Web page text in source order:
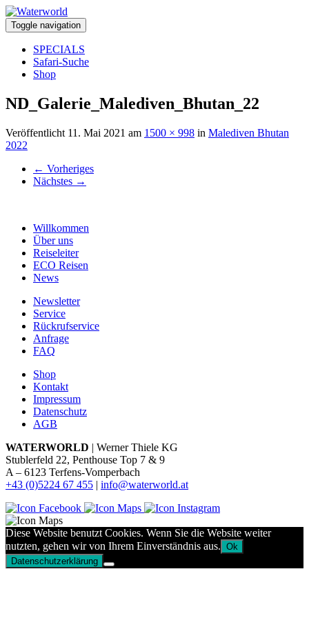
Toggle navigation
SPECIALS
Safari-Suche
Shop
ND_Galerie_Malediven_Bhutan_22
Veröffentlicht 11. Mai 2021 am 1500 × 998 in Malediven Bhutan
2022
← Vorheriges
Nächstes →
Willkommen
Über uns
Reiseleiter
ECO Reisen
News
Newsletter
Service
Rückrufservice
Anfrage
FAQ
Shop
Kontakt
Impressum
Datenschutz
AGB
WATERWORLD | Werner Thiele KG
Stublerfeld 22, Penthouse Top 7 & 9
A – 6123 Terfens-Vomperbach
+43 (0)5224 67 455 | info@waterworld.at
Diese Website benutzt Cookies. Wenn Sie die Website weiter
nutzten, gehen wir von Ihrem Einverständnis aus. Ok
Datenschutzerklärung